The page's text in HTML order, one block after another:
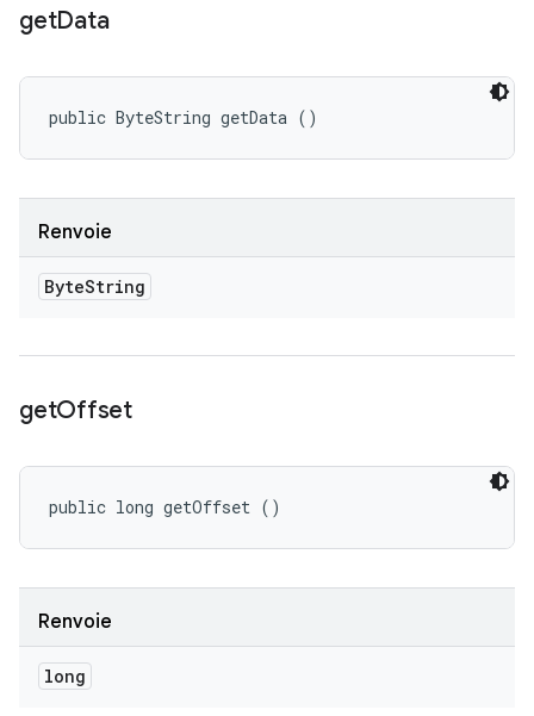
getData
public ByteString getData ()
Renvoie
ByteString
getOffset
public long getOffset ()
Renvoie
long